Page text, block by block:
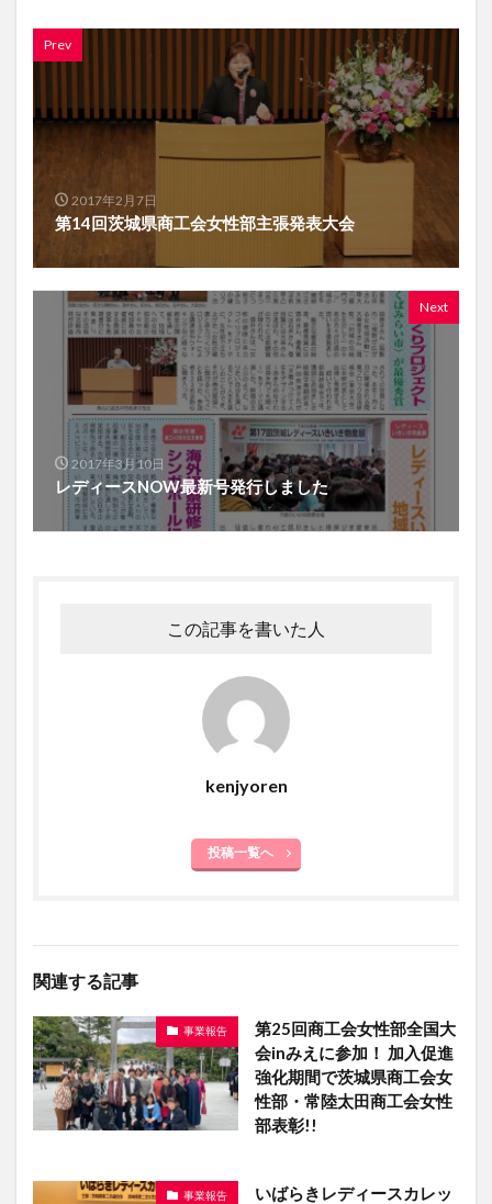
Prev
2017年2月7日
第14回茨城県商工会女性部主張発表大会
Next
2017年3月10日
レディースNOW最新号発行しました
この記事を書いた人
kenjyoren
投稿一覧へ
関連する記事
事業報告
第25回商工会女性部全国大
会inみえに参加！ 加入促進
強化期間で茨城県商工会女
性部・常陸太田商工会女性
部表彰!!
事業報告
いばらきレディースカレッ